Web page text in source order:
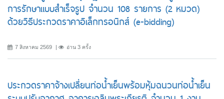
การรักษาแบบสำเร็จรูป จำนวน 108 รายการ (2 หมวด)
ด้วยวิธีประกวดราคาอิเล็กทรอนิกส์ (e-bidding)
7 สิงหาคม 2569 อ่าน 3 ครั้ง
ประกวดราคาจ้างเปลี่ยนท่อน้ำเย็นพร้อมหุ้มฉนวนท่อน้ำเย็น